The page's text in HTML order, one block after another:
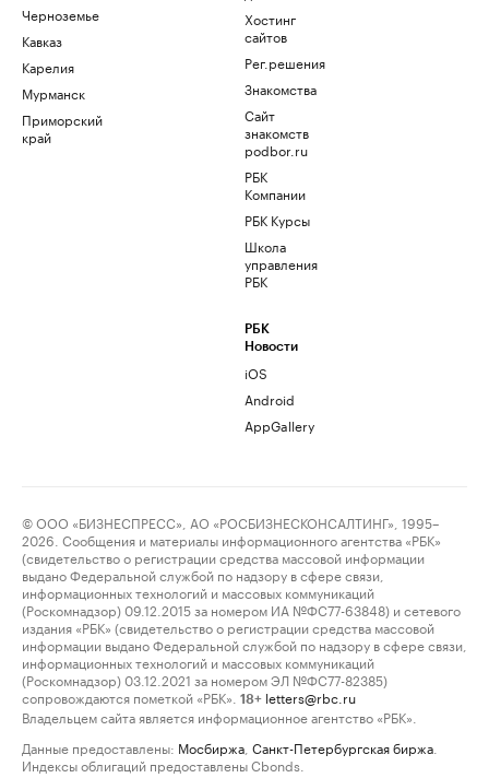
Черноземье
Кавказ
Карелия
Мурманск
Приморский
край
Хостинг
сайтов
Рег.решения
Знакомства
Сайт
знакомств
podbor.ru
РБК
Компании
РБК Курсы
Школа
управления
РБК
РБК
Новости
iOS
Android
AppGallery
© ООО «БИЗНЕСПРЕСС», АО «РОСБИЗНЕСКОНСАЛТИНГ», 1995–
2026. Сообщения и материалы информационного агентства «РБК»
(свидетельство о регистрации средства массовой информации
выдано Федеральной службой по надзору в сфере связи,
информационных технологий и массовых коммуникаций
(Роскомнадзор) 09.12.2015 за номером ИА №ФС77-63848) и сетевого
издания «РБК» (свидетельство о регистрации средства массовой
информации выдано Федеральной службой по надзору в сфере связи,
информационных технологий и массовых коммуникаций
(Роскомнадзор) 03.12.2021 за номером ЭЛ №ФС77-82385)
сопровождаются пометкой «РБК».
18+ letters@rbc.ru
Владельцем сайта является информационное агентство «РБК».
Данные предоставлены: Мосбиржа Санкт-Петербургская биржа
Индексы облигаций предоставлены Cbonds.